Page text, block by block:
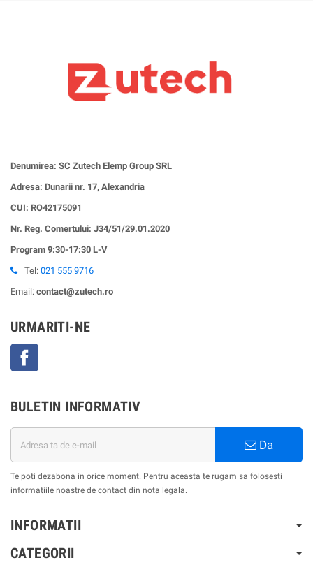
Denumirea: SC Zutech Elemp Group SRL
Adresa: Dunarii nr. 17, Alexandria
CUI: RO42175091
Nr. Reg. Comertului: J34/51/29.01.2020
Program 9:30-17:30 L-V
Tel: 021 555 9716
Email: contact@zutech.ro
URMARITI-NE
BULETIN INFORMATIV
Da
Te poti dezabona in orice moment. Pentru aceasta te rugam sa folosesti
informatiile noastre de contact din nota legala.
INFORMATII
CATEGORII